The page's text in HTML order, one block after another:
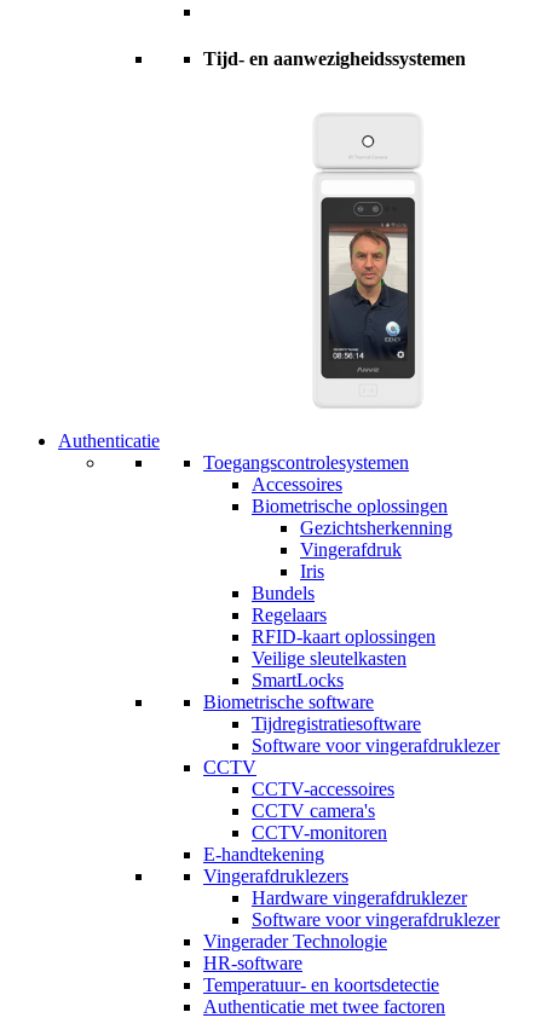
Tijd- en aanwezigheidssystemen
Authenticatie
Toegangscontrolesystemen
Accessoires
Biometrische oplossingen
Gezichtsherkenning
Vingerafdruk
Iris
Bundels
Regelaars
RFID-kaart oplossingen
Veilige sleutelkasten
SmartLocks
Biometrische software
Tijdregistratiesoftware
Software voor vingerafdruklezer
CCTV
CCTV-accessoires
CCTV camera's
CCTV-monitoren
E-handtekening
Vingerafdruklezers
Hardware vingerafdruklezer
Software voor vingerafdruklezer
Vingerader Technologie
HR-software
Temperatuur- en koortsdetectie
Authenticatie met twee factoren